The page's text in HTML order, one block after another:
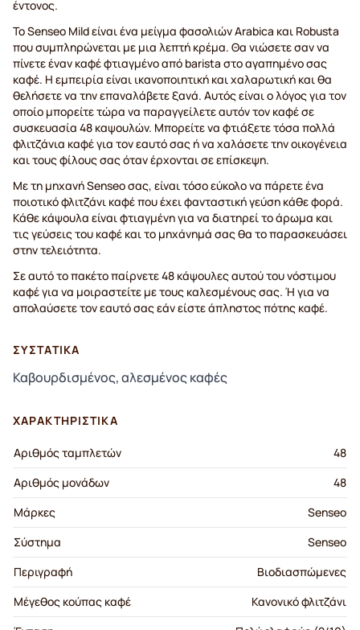
έντονος.
Το Senseo Mild είναι ένα μείγμα φασολιών Arabica και Robusta
που συμπληρώνεται με μια λεπτή κρέμα. Θα νιώσετε σαν να
πίνετε έναν καφέ φτιαγμένο από barista στο αγαπημένο σας
καφέ. Η εμπειρία είναι ικανοποιητική και χαλαρωτική και θα
θελήσετε να την επαναλάβετε ξανά. Αυτός είναι ο λόγος για τον
οποίο μπορείτε τώρα να παραγγείλετε αυτόν τον καφέ σε
συσκευασία 48 καψουλών. Μπορείτε να φτιάξετε τόσα πολλά
φλιτζάνια καφέ για τον εαυτό σας ή να χαλάσετε την οικογένεια
και τους φίλους σας όταν έρχονται σε επίσκεψη.
Με τη μηχανή Senseo σας, είναι τόσο εύκολο να πάρετε ένα
ποιοτικό φλιτζάνι καφέ που έχει φανταστική γεύση κάθε φορά.
Κάθε κάψουλα είναι φτιαγμένη για να διατηρεί το άρωμα και
τις γεύσεις του καφέ και το μηχάνημά σας θα το παρασκευάσει
στην τελειότητα.
Σε αυτό το πακέτο παίρνετε 48 κάψουλες αυτού του νόστιμου
καφέ για να μοιραστείτε με τους καλεσμένους σας. Ή για να
απολαύσετε τον εαυτό σας εάν είστε άπληστος πότης καφέ.
ΣΥΣΤΑΤΙΚΆ
Καβουρδισμένος, αλεσμένος καφές
ΧΑΡΑΚΤΗΡΙΣΤΙΚΆ
Αριθμός ταμπλετών
48
Αριθμός μονάδων
48
Μάρκες
Senseo
Σύστημα
Senseo
Περιγραφή
Βιοδιασπώμενες
Μέγεθος κούπας καφέ
Κανονικό φλιτζάνι